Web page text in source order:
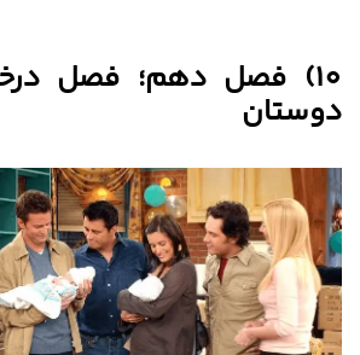
10) فصل دهم؛ فصل
دوستان